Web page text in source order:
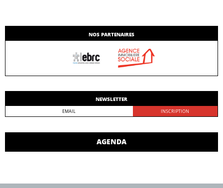
NOS PARTENAIRES
NEWSLETTER
AGENDA